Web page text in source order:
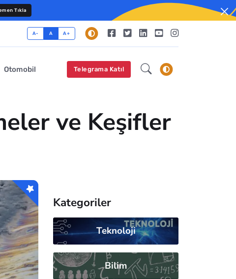
Tıkla
A- A A+
Otomobil Telegrama Katıl
ve Keşifler
Kategoriler
Teknoloji
Bilim